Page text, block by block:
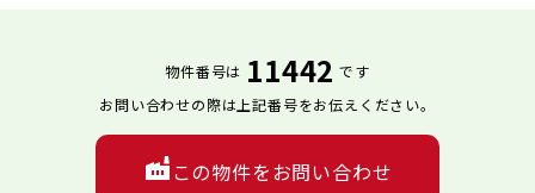
物件番号は 11442 です
お問い合わせの際は上記番号をお伝えください。
この物件をお問い合わせ